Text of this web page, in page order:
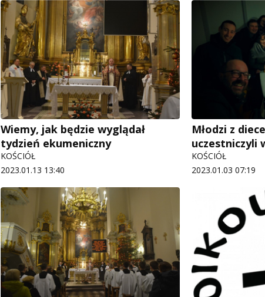
Wiemy, jak będzie wyglądał
tydzień ekumeniczny
KOŚCIÓŁ
2023.01.13 13:40
Młodzi z
uczestniczyli
KOŚCIÓŁ
2023.01.03 07:19